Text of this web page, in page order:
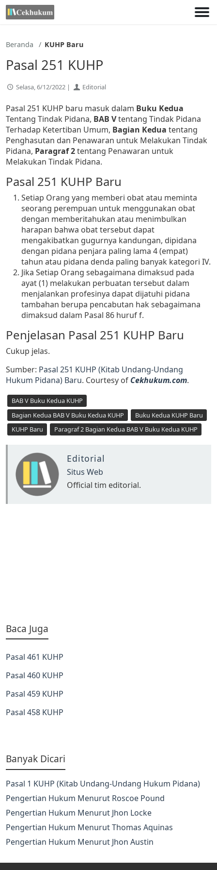
Lewati
ke
Beranda KUHP Baru
Pasal 251 KUHP
Selasa, 6/12/2022 | Editorial
Pasal 251 KUHP baru masuk dalam Buku Kedua
Tentang Tindak Pidana, BAB Vtentang Tindak Pidana
Terhadap Ketertiban Umum, Bagian Kedua tentang
Penghasutan dan Penawaran untuk Melakukan Tindak
Pidana, Paragraf 2tentang Penawaran untuk
Melakukan Tindak Pidana.
Pasal 251 KUHP Baru
Setiap Orang yang memberi obat atau meminta
seorang perempuan untuk menggunakan obat
dengan memberitahukan atau menimbulkan
harapan bahwa obat tersebut dapat
mengakibatkan gugurnya kandungan, dipidana
dengan pidana penjara paling lama 4 (empat)
tahun atau pidana denda paling banyak kategori IV.
Jika Setiap Orang sebagaimana dimaksud pada
ayat (1) melakukan perbuatan tersebut dalam
menjalankan profesinya dapat dijatuhi pidana
tambahan berupa pencabutan hak sebagaimana
dimaksud dalam Pasal 86 huruf f.
Penjelasan Pasal 251 KUHP Baru
Cukup jelas.
Sumber: Pasal 251 KUHP (Kitab Undang-Undang
Hukum Pidana) Baru. Courtesy of Cekhukum.com.
BAB V Buku Kedua KUHP
Bagian Kedua BAB V Buku Kedua KUHP
Buku Kedua KUHP Baru
KUHP Baru
Paragraf 2 Bagian Kedua BAB V Buku Kedua KUHP
Editorial
Situs Web
Official tim editorial.
Baca Juga
Pasal 461 KUHP
Pasal 460 KUHP
Pasal 459 KUHP
Pasal 458 KUHP
Banyak Dicari
Pasal 1 KUHP (Kitab Undang-Undang Hukum Pidana)
Pengertian Hukum Menurut Roscoe Pound
Pengertian Hukum Menurut Jhon Locke
Pengertian Hukum Menurut Thomas Aquinas
Pengertian Hukum Menurut Jhon Austin